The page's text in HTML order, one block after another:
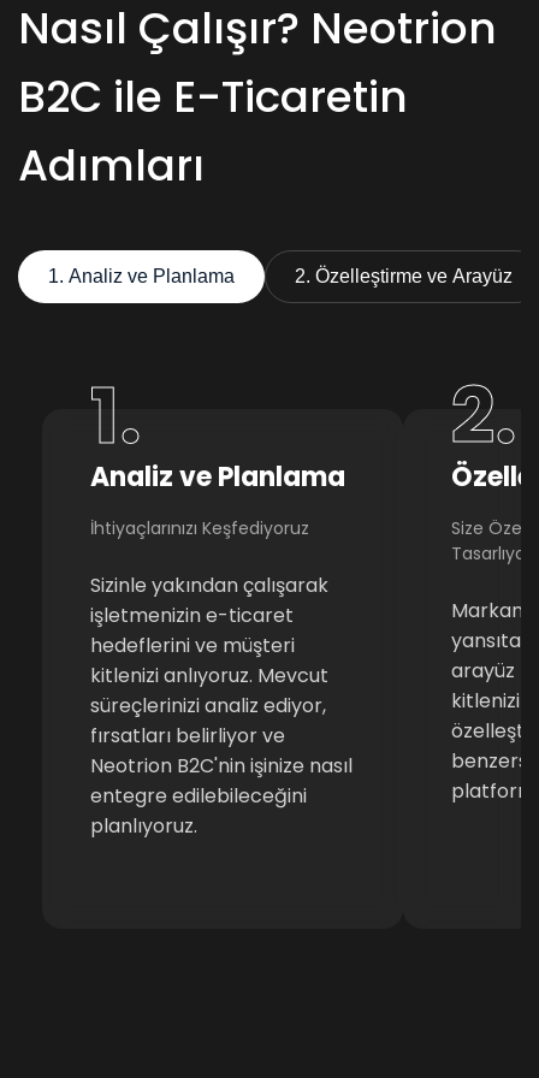
Nasıl Çalışır? Neotrion
B2C ile E-Ticaretin
Adımları
1. Analiz ve Planlama 2. Özelleştirme ve Arayüz
1.
Analiz ve Planlama
İhtiyaçlarınızı Keşfediyoruz
Sizinle yakından çalışarak
işletmenizin e-ticaret
hedeflerini ve müşteri
kitlenizi anlıyoruz. Mevcut
süreçlerinizi analiz ediyor,
fırsatları belirliyor ve
Neotrion B2C'nin işinize nasıl
entegre edilebileceğini
planlıyoruz.
2.
Size Özel
arayüz
kitlenizin